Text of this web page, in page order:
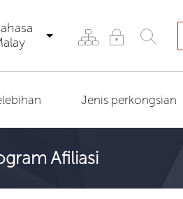
Jenis perkongsian
Afiliasi